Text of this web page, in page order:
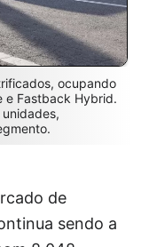
ocupando
e Fastback Hybrid.
de
sendo a